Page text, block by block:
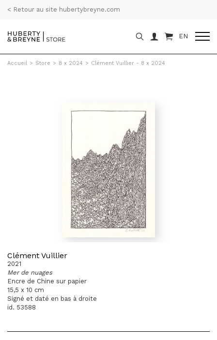
< Retour au site hubertybreyne.com
EN
Accueil > Store > 8 x 2024 > Clément Vuillier - 8 x 2024
Clément Vuillier
2021
Mer de nuages
Encre de Chine sur papier
15,5 x 10 cm
Signé et daté en bas à droite
id. 53588